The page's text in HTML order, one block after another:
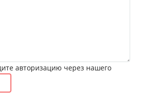
авторизацию через нашего